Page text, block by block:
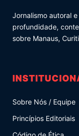
Jornalismo autoral
profundidade,
sobre Manaus,
Sobre Nós / Equipe
Princípios Editoriais